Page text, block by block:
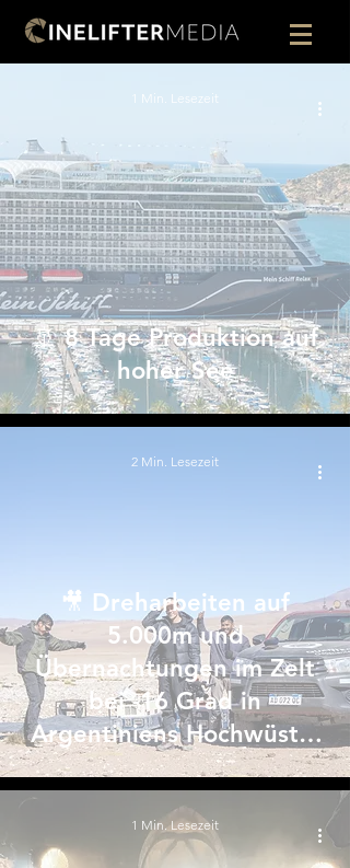
🚢 8 Tage Produktion auf
hoher See
1 Min. Lesezeit
🎥 Dreharbeiten auf
5.000m und
Übernachtungen im Zelt
bei -16 Grad in
Argentiniens Hochwüste!
😱
2 Min. Lesezeit
1 Min. Lesezeit